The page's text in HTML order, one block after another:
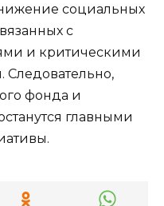
социальных
с
и критическими
фонда и
главными